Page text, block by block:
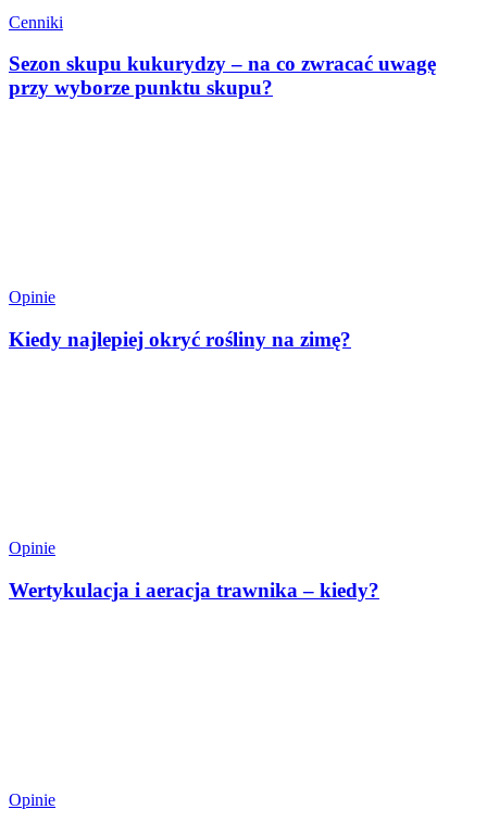
Cenniki
Sezon skupu kukurydzy – na co zwracać uwagę
przy wyborze punktu skupu?
Opinie
Kiedy najlepiej okryć rośliny na zimę?
Opinie
Wertykulacja i aeracja trawnika – kiedy?
Opinie